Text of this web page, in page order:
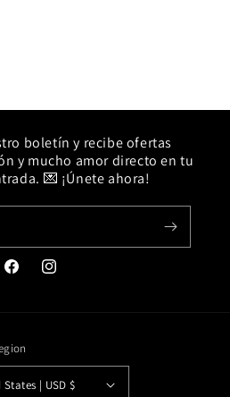
boletín y recibe ofertas
y mucho amor directo en tu
💌 ¡Únete ahora!
FacebookInstagram
United States | USD $